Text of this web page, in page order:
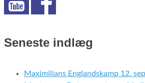
Seneste indlæg
Maximilians Englandskamp 12.